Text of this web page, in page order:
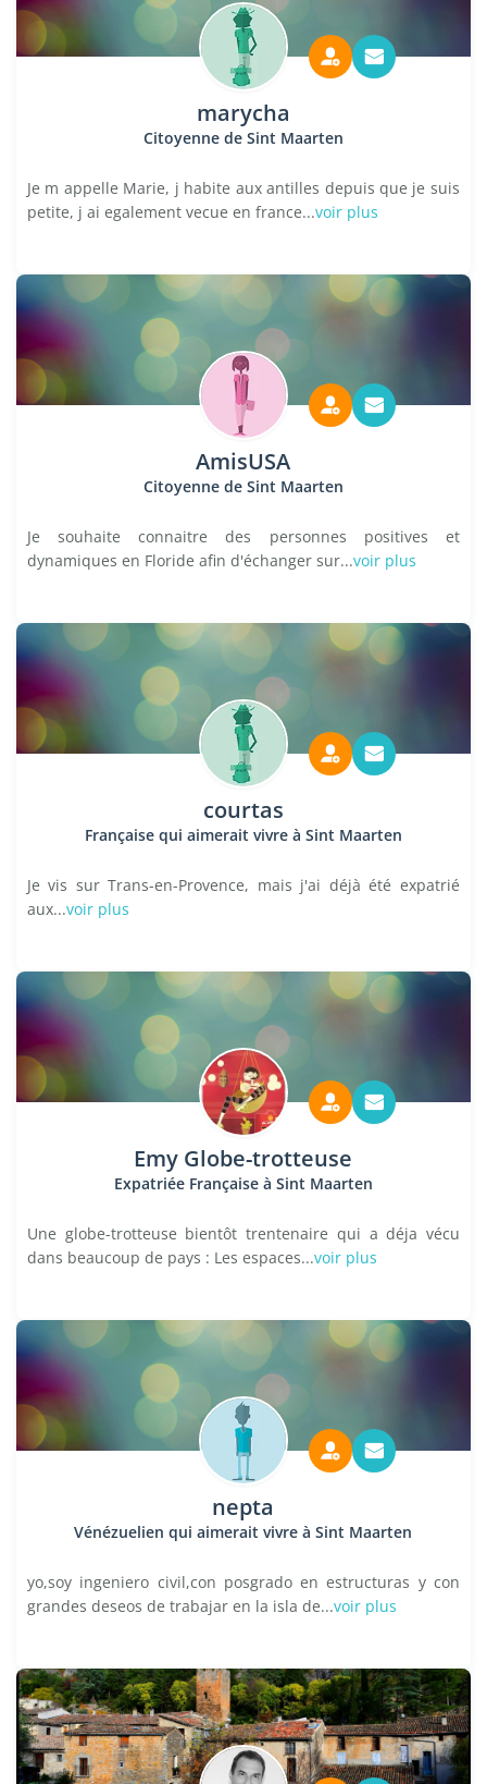
marycha
Citoyenne de Sint Maarten
Je m appelle Marie, j habite aux antilles depuis que je suis
petite, j ai egalement vecue en france...voir plus
AmisUSA
Citoyenne de Sint Maarten
Je souhaite connaitre des personnes positives et
dynamiques en Floride afin d'échanger sur...voir plus
courtas
Française qui aimerait vivre à Sint Maarten
Je vis sur Trans-en-Provence, mais j'ai déjà été expatrié
aux...voir plus
Emy Globe-trotteuse
Expatriée Française à Sint Maarten
Une globe-trotteuse bientôt trentenaire qui a déja vécu
dans beaucoup de pays : Les espaces...voir plus
nepta
Vénézuelien qui aimerait vivre à Sint Maarten
yo,soy ingeniero civil,con posgrado en estructuras y con
grandes deseos de trabajar en la isla de...voir plus